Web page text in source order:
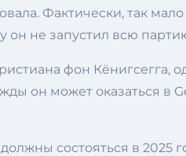
Фактически, так
он не запустил всю
фон Кёнигсегга,
он может оказаться в
состояться в 2025